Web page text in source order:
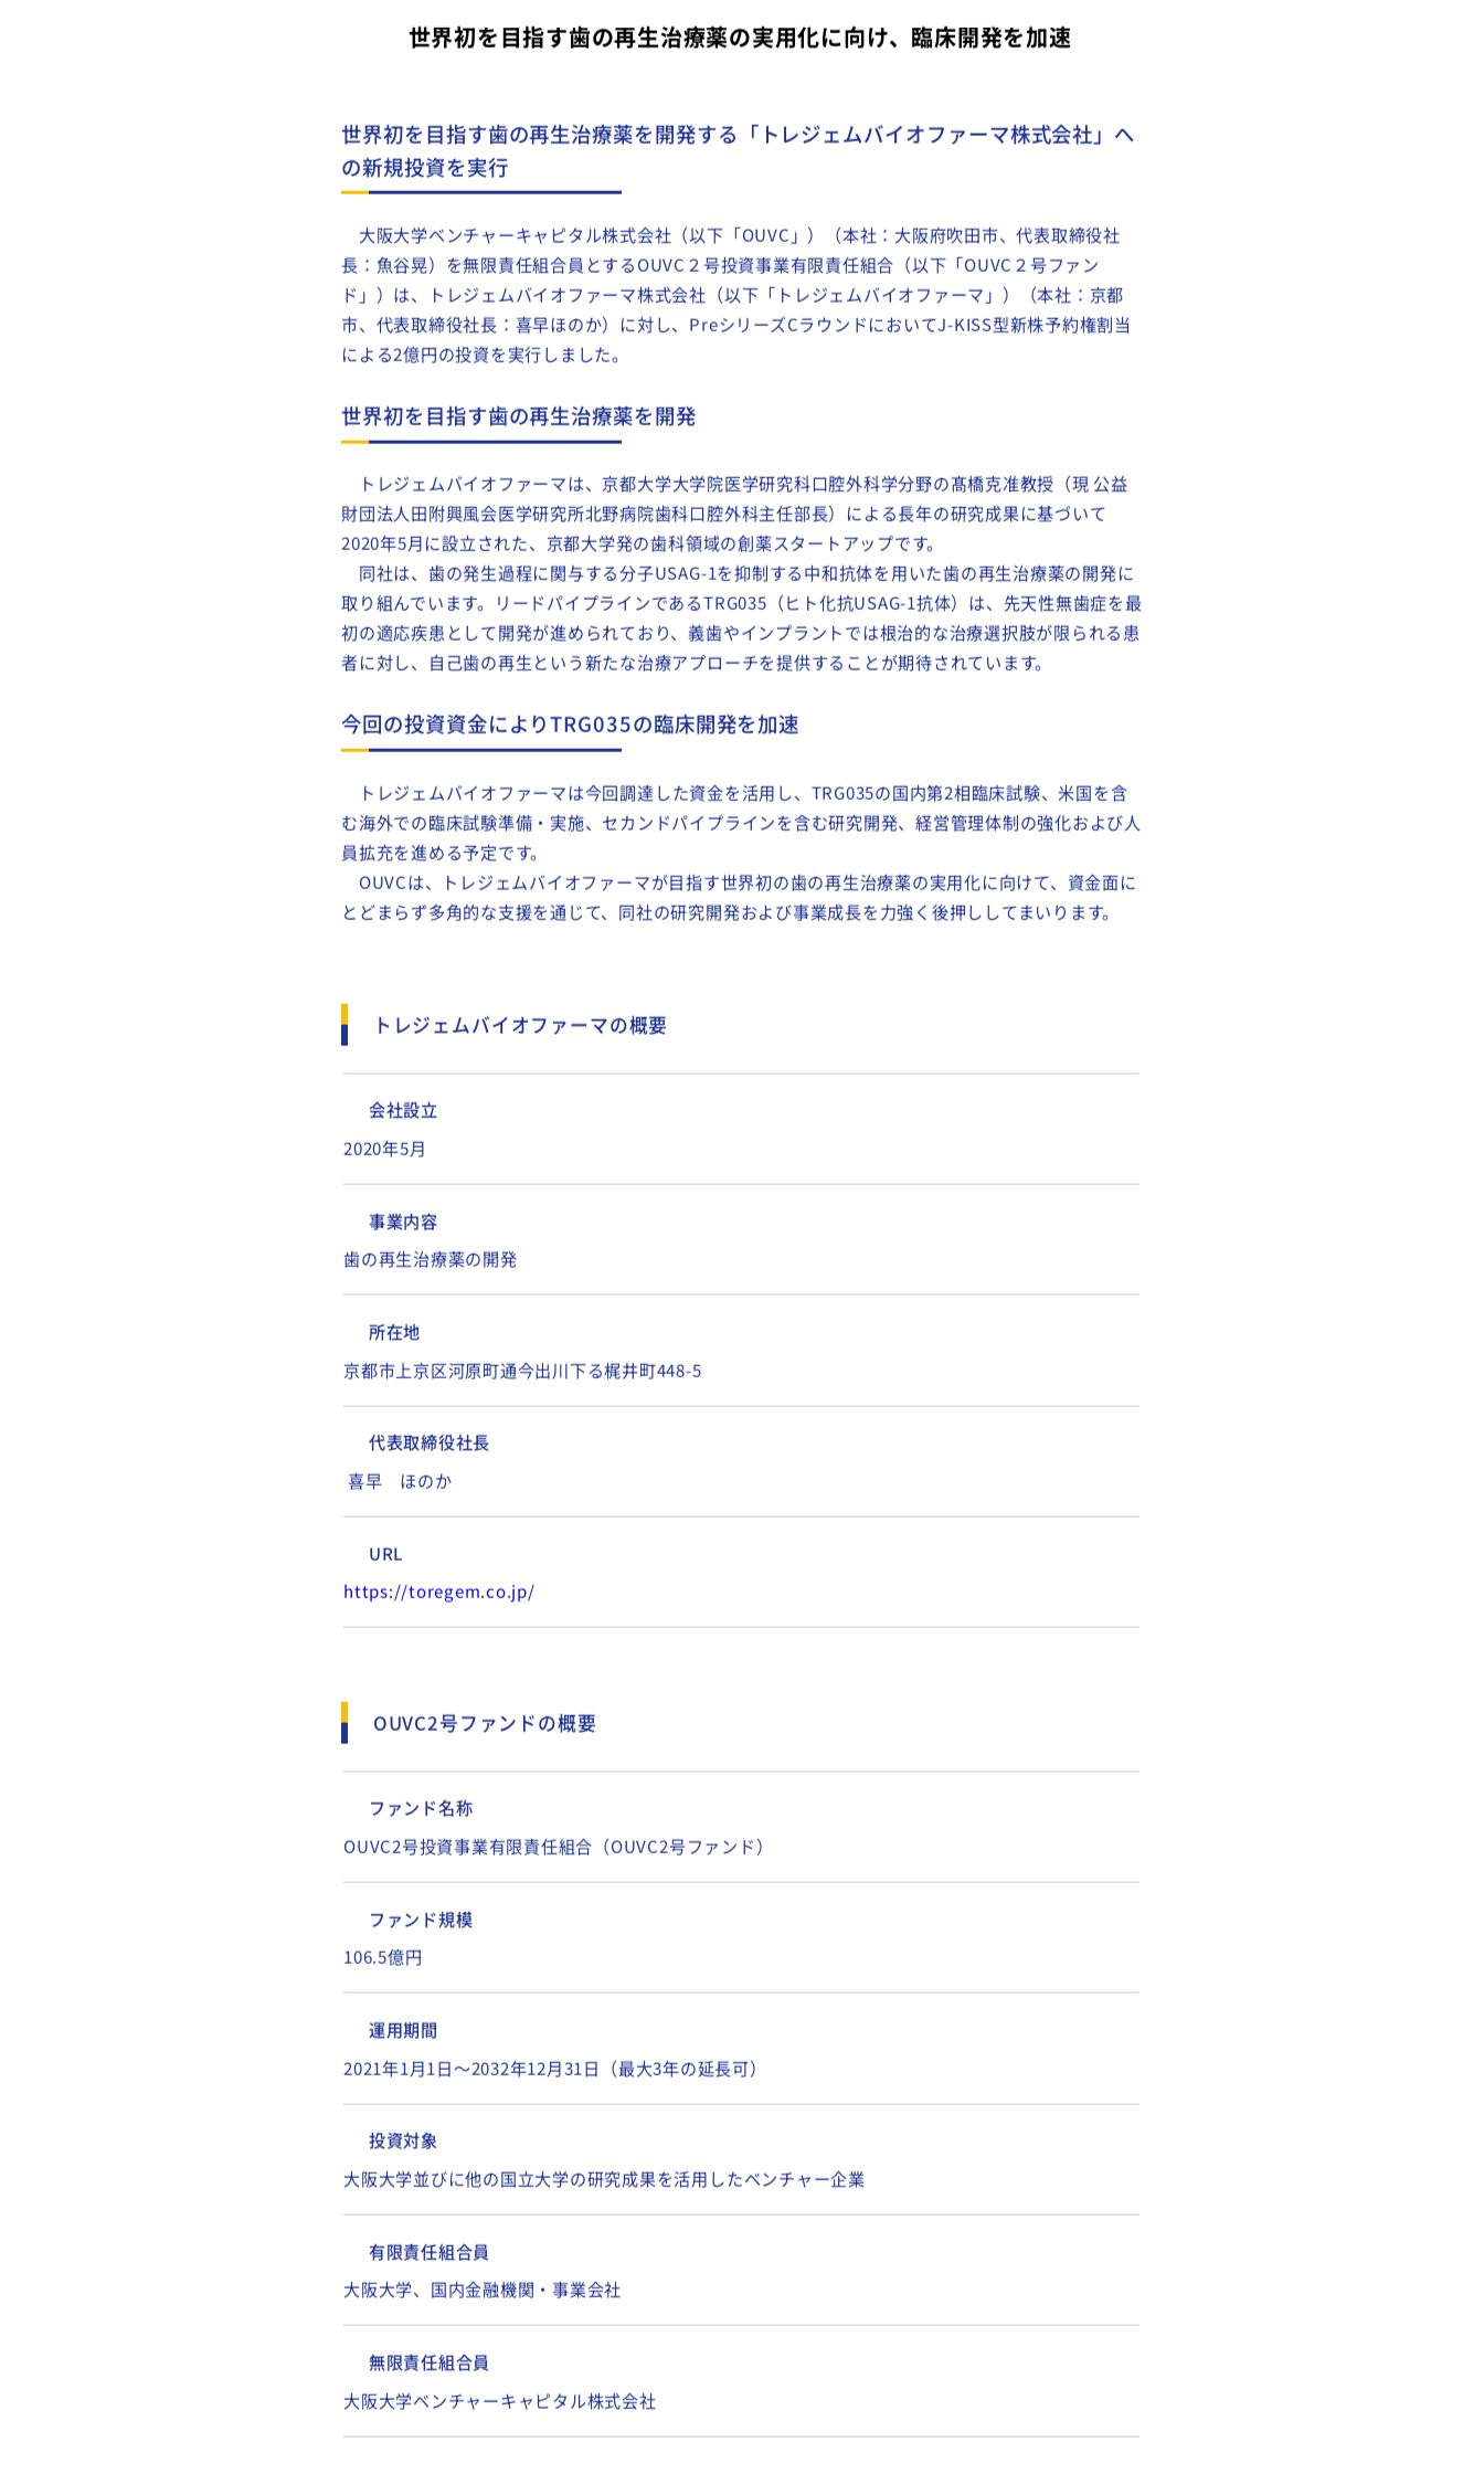
の新規投資を実行
大阪大学ベンチャーキャピタル株式会社（以下「OUVC」）（本社：大阪府吹田市、代表取締役社
長：魚谷晃）を無限責任組合員とするOUVC２号投資事業有限責任組合（以下「OUVC２号ファン
市、代表取締役社長：喜早ほのか）に対し、PreシリーズCラウンドにおいてJ-KISS型新株予約権割当
による2億円の投資を実行しました。
世界初を目指す歯の再生治療薬を開発
トレジェム バイオファーマ は、京都大学大学院医学研究科口腔外科学分野の髙橋克准教授（現 公益
財団法人田附興風会医学研究所北野病院歯科口腔外科主任部長）による長年の研究成果に基づいて
2020年5月に設立された、京都大学発の歯科領域の創薬スタートアップです。
同社は、歯の発生過程に関与する分子USAG-1を抑制する中和抗体を用いた歯の再生治療薬の開発に
初の適応疾患として開発が進められており、義歯やインプラントでは根治的な治療選択肢が限られる患
者に対し、自己歯の再生という新たな治療アプローチを提供することが期待されています。
今回の投資資金によりTRG035の臨床開発を加速
トレジェム バイオファーマ は今回調達した資金を活用し、TRG035の国内第2相臨床試験、米国を含
む海外での臨床試験準備・実施、セカンドパイプラインを含む研究開発、経営管理体制の強化および人
員拡充を進める予定です。
トレジェムバイオファーマの概要
会社設立
2020年5月
事業内容
歯の再生治療薬の開発
所在地
京都市上京区河原町通今出川下る梶井町448-5
代表取締役社長
喜早 ほのか
URL
OUVC2号ファンドの概要
ファンド名称
OUVC2号投資事業有限責任組合（OUVC2号ファンド）
ファンド規模
106.5億円
運用期間
2021年1月1日～2032年12月31日（最大3年の延長可）
投資対象
大阪大学並びに他の国立大学の研究成果を活用したベンチャー企業
有限責任組合員
大阪大学、国内金融機関・事業会社
無限責任組合員